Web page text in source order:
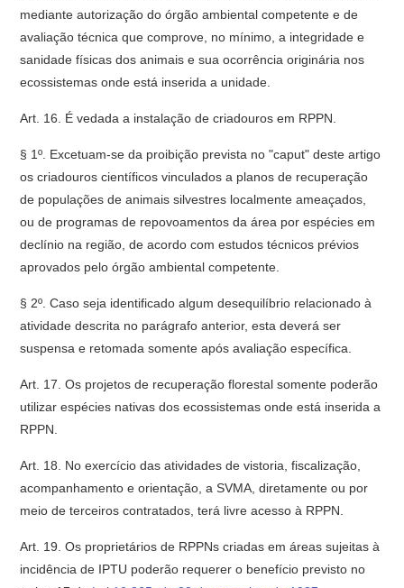
mediante autorização do órgão ambiental competente e de
avaliação técnica que comprove, no mínimo, a integridade e
sanidade físicas dos animais e sua ocorrência originária nos
ecossistemas onde está inserida a unidade.
Art. 16. É vedada a instalação de criadouros em RPPN.
§ 1º. Excetuam-se da proibição prevista no "caput" deste artigo
os criadouros científicos vinculados a planos de recuperação
de populações de animais silvestres localmente ameaçados,
ou de programas de repovoamentos da área por espécies em
declínio na região, de acordo com estudos técnicos prévios
aprovados pelo órgão ambiental competente.
§ 2º. Caso seja identificado algum desequilíbrio relacionado à
atividade descrita no parágrafo anterior, esta deverá ser
suspensa e retomada somente após avaliação específica.
Art. 17. Os projetos de recuperação florestal somente poderão
utilizar espécies nativas dos ecossistemas onde está inserida a
RPPN.
Art. 18. No exercício das atividades de vistoria, fiscalização,
acompanhamento e orientação, a SVMA, diretamente ou por
meio de terceiros contratados, terá livre acesso à RPPN.
Art. 19. Os proprietários de RPPNs criadas em áreas sujeitas à
incidência de IPTU poderão requerer o benefício previsto no